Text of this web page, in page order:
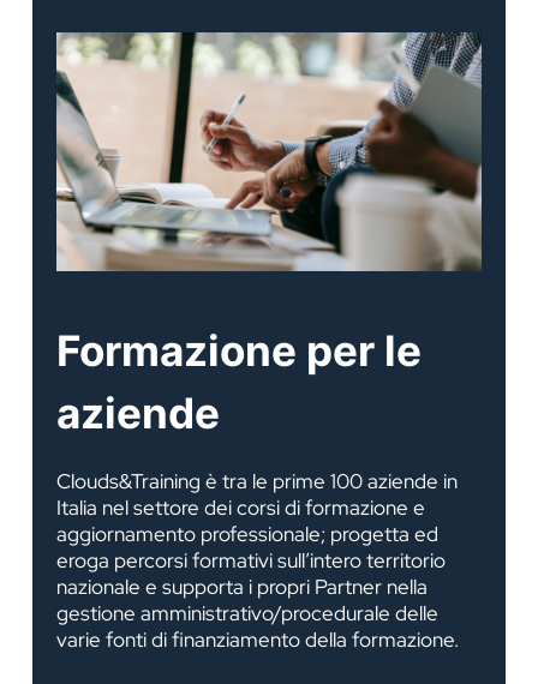
Formazione per le
aziende
Clouds&Training è tra le prime 100 aziende in
Italia nel settore dei corsi di formazione e
aggiornamento professionale; progetta ed
eroga percorsi formativi sull’intero territorio
nazionale e supporta i propri Partner nella
gestione amministrativo/procedurale delle
varie fonti di finanziamento della formazione.